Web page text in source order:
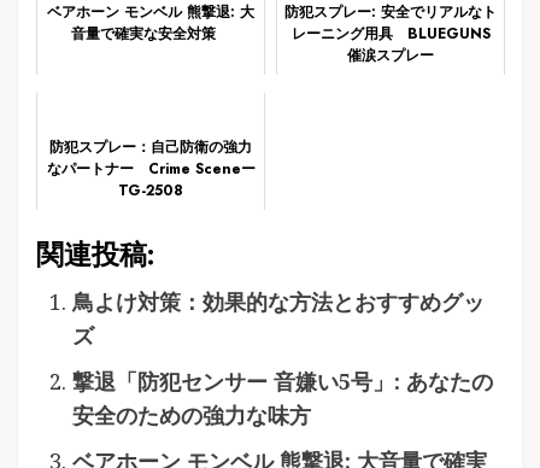
ベアホーン モンベル 熊撃退: 大
音量で確実な安全対策
防犯スプレー: 安全でリアルなト
レーニング用具 BLUEGUNS
催涙スプレー
防犯スプレー：自己防衛の強力
なパートナー Crime Sceneー
TG-2508
関連投稿:
鳥よけ対策：効果的な方法とおすすめグッ
ズ
撃退「防犯センサー 音嫌い5号」: あなたの
安全のための強力な味方
ベアホーン モンベル 熊撃退: 大音量で確実